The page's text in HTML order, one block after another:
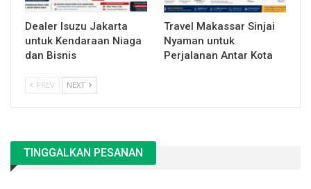
Dealer Isuzu Jakarta
untuk Kendaraan Niaga
dan Bisnis
Travel Makassar Sinjai
Nyaman untuk
Perjalanan Antar Kota
PREV NEXT
TINGGALKAN PESANAN